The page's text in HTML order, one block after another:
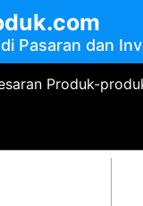
Pasaran dan
Produk-